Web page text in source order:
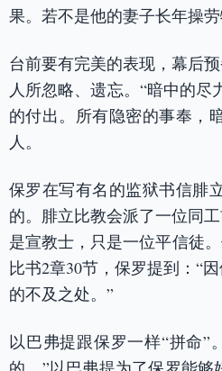
果。若不是他的妻子长年操
台前要有完美的表现，幕后
人所忽略、遗忘。“暗中的
的付出。所有隐密的事奉，
人。
保罗在写有名的监狱书信腓
的。腓立比教会派了一位同
是宣教士，只是一位平信徒
比书2章30节，保罗提到：“
的不及之处。”
以巴弗提跟保罗一样“拼命”